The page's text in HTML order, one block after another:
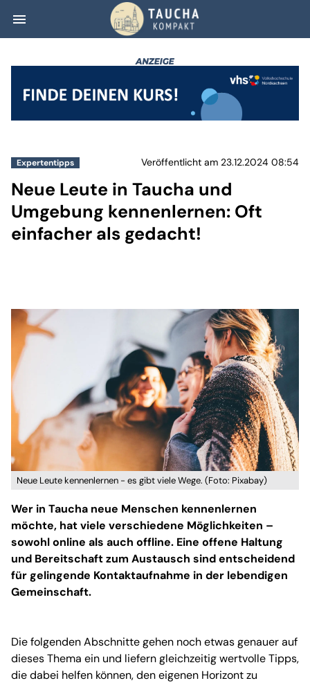
menu Neue Leute in
Expertentipps Veröffentlicht am 23.12.2024 08:54
Neue Leute in Taucha und
Umgebung kennenlernen: Oft
einfacher als gedacht!
Neue Leute kennenlernen - es gibt viele Wege. (Foto: Pixabay)
Wer in Taucha neue Menschen kennenlernen
möchte, hat viele verschiedene Möglichkeiten –
sowohl online als auch offline. Eine offene Haltung
und Bereitschaft zum Austausch sind entscheidend
für gelingende Kontaktaufnahme in der lebendigen
Gemeinschaft.
Die folgenden Abschnitte gehen noch etwas genauer auf
dieses Thema ein und liefern gleichzeitig wertvolle Tipps,
die dabei helfen können, den eigenen Horizont zu